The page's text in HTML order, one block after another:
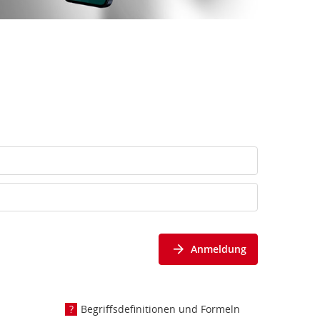
Anmeldung
Begriffsdefinitionen und Formeln